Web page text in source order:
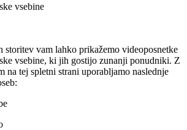
vsebine
storitev vam lahko prikažemo videoposnetke
vsebine, ki jih gostijo zunanji ponudniki. Z
na tej spletni strani uporabljamo naslednje